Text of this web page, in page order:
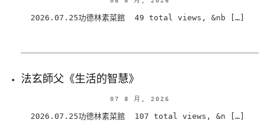
2026.07.25功德林素菜館 49 total views, &nb […]
法玄師父《生活的智慧》
07 8 月, 2026
2026.07.25功德林素菜館 107 total views, &n […]